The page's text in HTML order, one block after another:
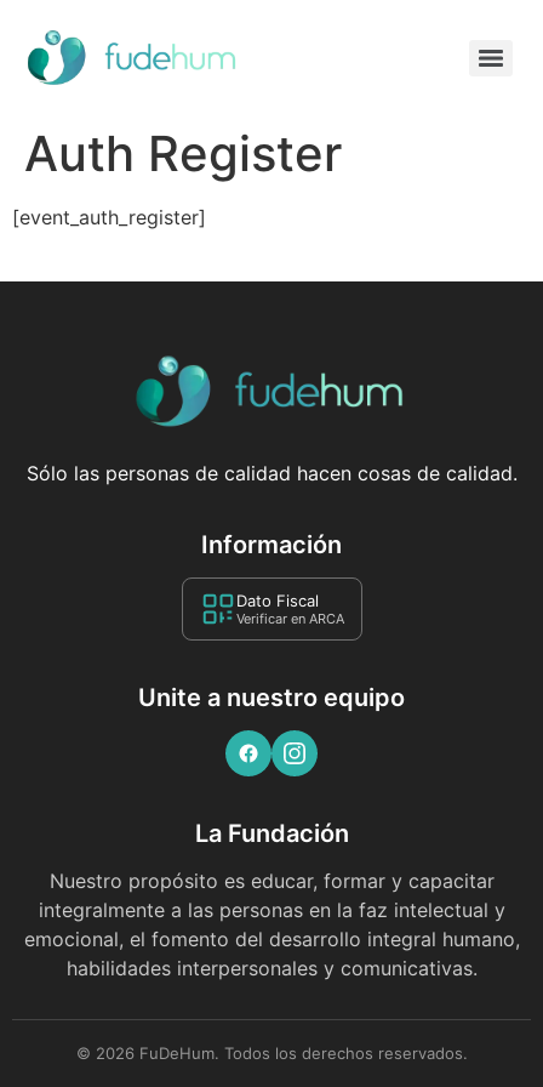
Auth Register
[event_auth_register]
Sólo las personas de calidad hacen cosas de calidad.
Información
Dato Fiscal
Verificar en ARCA
Unite a nuestro equipo
La Fundación
Nuestro propósito es educar, formar y capacitar
integralmente a las personas en la faz intelectual y
emocional, el fomento del desarrollo integral humano,
habilidades interpersonales y comunicativas.
© 2026 FuDeHum. Todos los derechos reservados.